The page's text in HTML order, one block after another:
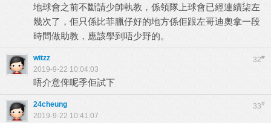
地球會之前不斷請少帥執教，係領隊上球會已經連續柒左
幾次了，佢只係比菲臘仔好的地方係佢跟左哥迪奧拿一段
時間做助教，應該學到唔少野的。
32#
witzz
2019-9-22 10:04:03
唔介意俾呢季佢試下
33#
24cheung
2019-9-22 10:41:07